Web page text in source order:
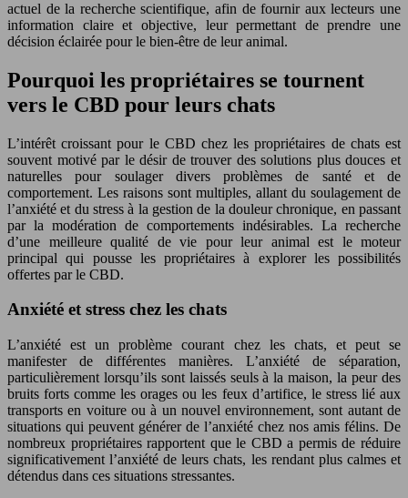
actuel de la recherche scientifique, afin de fournir aux lecteurs une
information claire et objective, leur permettant de prendre une
décision éclairée pour le bien-être de leur animal.
Pourquoi les propriétaires se tournent
vers le CBD pour leurs chats
L’intérêt croissant pour le CBD chez les propriétaires de chats est
souvent motivé par le désir de trouver des solutions plus douces et
naturelles pour soulager divers problèmes de santé et de
comportement. Les raisons sont multiples, allant du soulagement de
l’anxiété et du stress à la gestion de la douleur chronique, en passant
par la modération de comportements indésirables. La recherche
d’une meilleure qualité de vie pour leur animal est le moteur
principal qui pousse les propriétaires à explorer les possibilités
offertes par le CBD.
Anxiété et stress chez les chats
L’anxiété est un problème courant chez les chats, et peut se
manifester de différentes manières. L’anxiété de séparation,
particulièrement lorsqu’ils sont laissés seuls à la maison, la peur des
bruits forts comme les orages ou les feux d’artifice, le stress lié aux
transports en voiture ou à un nouvel environnement, sont autant de
situations qui peuvent générer de l’anxiété chez nos amis félins. De
nombreux propriétaires rapportent que le CBD a permis de réduire
significativement l’anxiété de leurs chats, les rendant plus calmes et
détendus dans ces situations stressantes.